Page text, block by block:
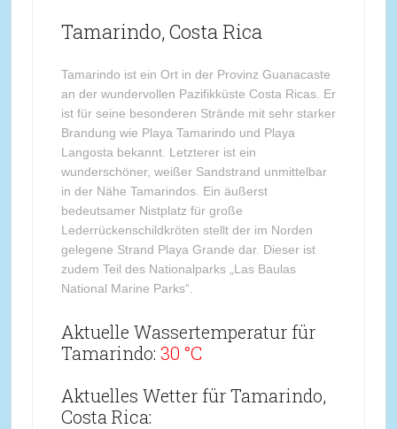
Tamarindo, Costa Rica
Tamarindo ist ein Ort in der Provinz Guanacaste
an der wundervollen Pazifikküste Costa Ricas. Er
ist für seine besonderen Strände mit sehr starker
Brandung wie Playa Tamarindo und Playa
Langosta bekannt. Letzterer ist ein
wunderschöner, weißer Sandstrand unmittelbar
in der Nähe Tamarindos. Ein äußerst
bedeutsamer Nistplatz für große
Lederrückenschildkröten stellt der im Norden
gelegene Strand Playa Grande dar. Dieser ist
zudem Teil des Nationalparks „Las Baulas
National Marine Parks“.
Aktuelle Wassertemperatur für
Tamarindo: 30 °C
Aktuelles Wetter für Tamarindo,
Costa Rica: